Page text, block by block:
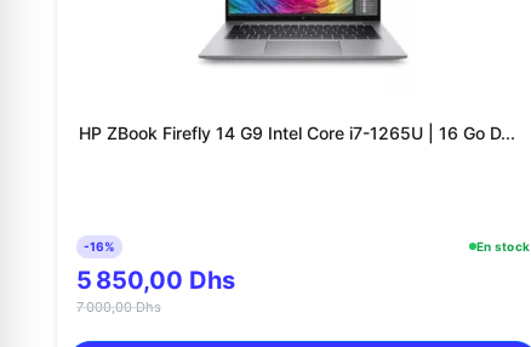
HP ZBook Firefly 14 G9 Intel Core i7-1265U | 16 Go D...
-16% En stock
5 850,00 Dhs
7 000,00 Dhs